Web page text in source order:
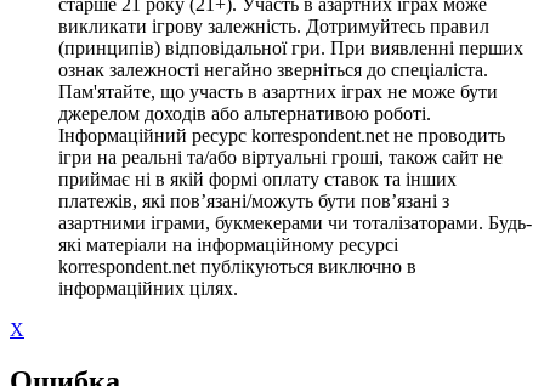
старше 21 року (21+). Участь в азартних іграх може
викликати ігрову залежність. Дотримуйтесь правил
(принципів) відповідальної гри. При виявленні перших
ознак залежності негайно зверніться до спеціаліста.
Пам'ятайте, що участь в азартних іграх не може бути
джерелом доходів або альтернативою роботі.
Інформаційний ресурс korrespondent.net не проводить
ігри на реальні та/або віртуальні гроші, також сайт не
приймає ні в якій формі оплату ставок та інших
платежів, які пов’язані/можуть бути пов’язані з
азартними іграми, букмекерами чи тоталізаторами. Будь-
які матеріали на інформаційному ресурсі
korrespondent.net публікуються виключно в
інформаційних цілях.
X